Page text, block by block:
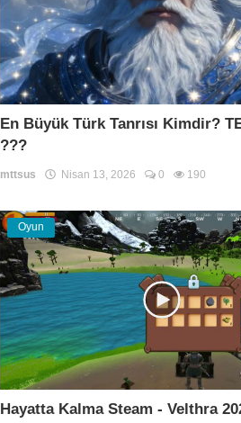
En Büyük Türk Tanrısı Kimdir?
???
mttsus Nisan 13, 2026 0 190
Oyun
Hayatta Kalma Steam - Velthra